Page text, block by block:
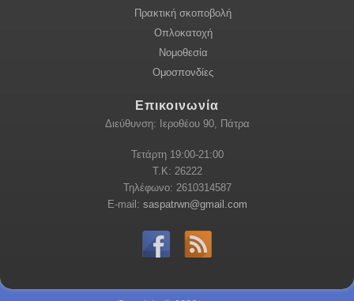
Πρακτική σκοποβολή
Οπλοκατοχή
Νομοθεσία
Ομοσπονδίες
Επικοινωνία
Διεύθυνση: Ιεροθέου 90, Πάτρα
Τετάρτη 19:00-21:00
Τ.Κ: 26222
Τηλέφωνο: 2610314587
E-mail: saspatrwn@gmail.com